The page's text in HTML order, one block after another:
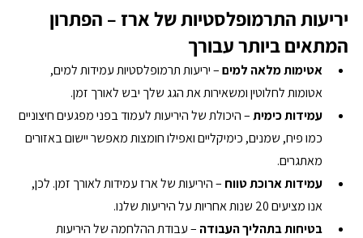
יריעות התרמופלסטיות של ארז – הפתרון
המתאים ביותר עבורך
אטימות מלאה למים – יריעות תרמופלסטיות עמידות למים,
אטומות לחלוטין ומשאירות את הגג שלך יבש לאורך זמן.
עמידות כימית – היכולת של היריעות לעמוד בפני מפגעים חיצוניים
כמו פיח, שמנים, כימיקליים ואפילו חומצות מאפשר יישום באזורים
מאתגרים.
עמידות ארוכת טווח – היריעות של ארז עמידות לאורך זמן. לכן,
אנו מציעים 20 שנות אחריות על היריעות שלנו.
בטיחות בתהליך העבודה – עבודת ההלחמה של היריעות